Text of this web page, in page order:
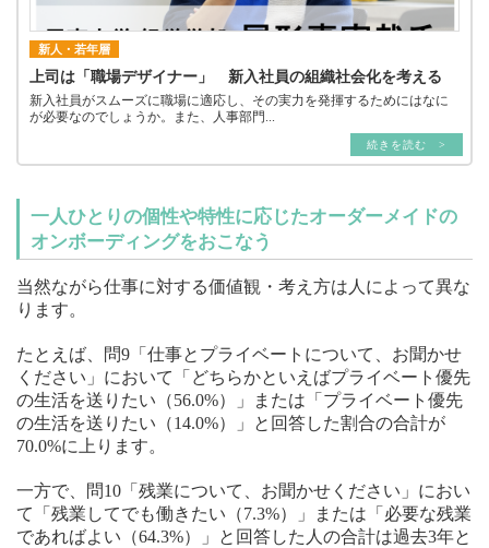
新人・若年層
上司は「職場デザイナー」 新入社員の組織社会化を考える
新入社員がスムーズに職場に適応し、その実力を発揮するためにはなに
が必要なのでしょうか。また、人事部門...
続きを読む >
一人ひとりの個性や特性に応じたオーダーメイドの
オンボーディングをおこなう
当然ながら仕事に対する価値観・考え方は人によって異な
ります。
たとえば、問9「仕事とプライベートについて、お聞かせ
ください」において「どちらかといえばプライベート優先
の生活を送りたい（56.0%）」または「プライベート優先
の生活を送りたい（14.0%）」と回答した割合の合計が
70.0%に上ります。
一方で、問10「残業について、お聞かせください」におい
て「残業してでも働きたい（7.3%）」または「必要な残業
であればよい（64.3%）」と回答した人の合計は過去3年と